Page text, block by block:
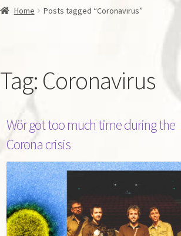
Home Posts tagged “Coronavirus”
Tag: Coronavirus
Wör got too much time during the
Corona crisis